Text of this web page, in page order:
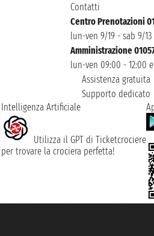
Contatti
Centro Prenotazioni
lun-ven 9/19 - sab 9/13
Amministrazione
lun-ven 09:00 - 12:00 e
Assistenza gratuita
Supporto dedicato
Intelligenza Artificiale
Utilizza il GPT di Ticketcrociere
per trovare la crociera perfetta!